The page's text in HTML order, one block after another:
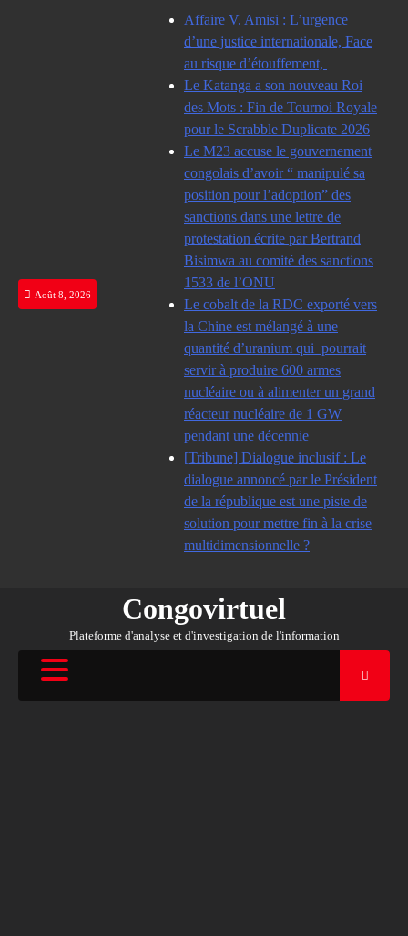
Août 8, 2026
Affaire V. Amisi : L’urgence
d’une justice internationale, Face
au risque d’étouffement,
Le Katanga a son nouveau Roi
des Mots : Fin de Tournoi Royale
pour le Scrabble Duplicate 2026
Le M23 accuse le gouvernement
congolais d’avoir “ manipulé sa
position pour l’adoption” des
sanctions dans une lettre de
protestation écrite par Bertrand
Bisimwa au comité des sanctions
1533 de l’ONU
Le cobalt de la RDC exporté vers
la Chine est mélangé à une
quantité d’uranium qui pourrait
servir à produire 600 armes
nucléaire ou à alimenter un grand
réacteur nucléaire de 1 GW
pendant une décennie
[Tribune] Dialogue inclusif : Le
dialogue annoncé par le Président
de la république est une piste de
solution pour mettre fin à la crise
multidimensionnelle ?
Congovirtuel
Plateforme d'analyse et d'investigation de l'information